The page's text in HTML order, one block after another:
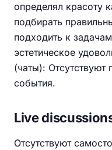
определял красоту
подбирать
подходить к
эстетическое
(чаты):
события.
Live
Отсутствуют